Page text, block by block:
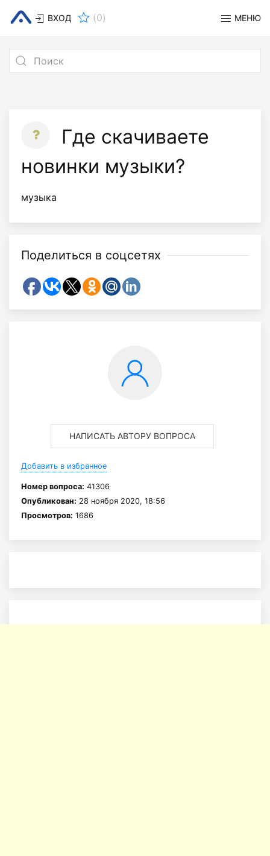
ВХОД (0) МЕНЮ
Где скачиваете
новинки музыки?
музыка
Поделиться в соцсетях
НАПИСАТЬ АВТОРУ ВОПРОСА
Добавить в избранное
Номер вопроса: 41306
Опубликован: 28 ноября 2020, 18:56
Просмотров: 1686